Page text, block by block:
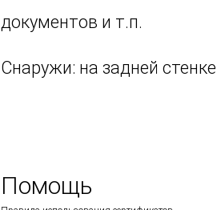
документов и т.п.
Снаружи: на задней
Помощь